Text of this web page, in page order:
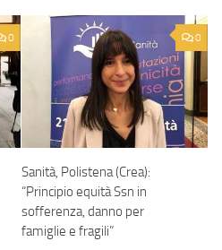
0 0
Sanità, Polistena (Crea):
“Principio equità Ssn in
sofferenza, danno per
famiglie e fragili”